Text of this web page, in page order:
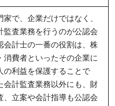
家で、企業だけではなく、
監査業務を行うのが公認会
会計士の一番の役割は、株
消費者といったその企業に
の利益を保護することで
会計監査業務以外にも、財
、立案や会計指導も公認会